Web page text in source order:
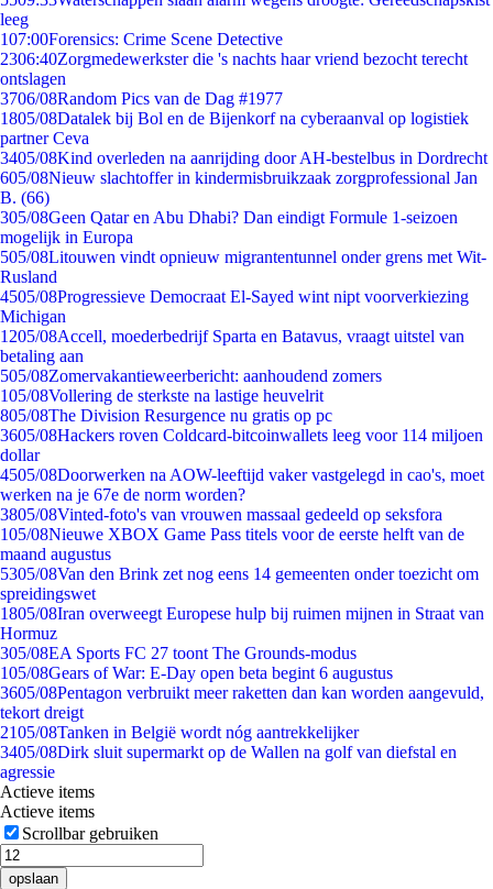
leeg
107:00Forensics: Crime Scene Detective
2306:40Zorgmedewerkster die 's nachts haar vriend bezocht terecht
ontslagen
3706/08Random Pics van de Dag #1977
1805/08Datalek bij Bol en de Bijenkorf na cyberaanval op logistiek
partner Ceva
3405/08Kind overleden na aanrijding door AH-bestelbus in Dordrecht
605/08Nieuw slachtoffer in kindermisbruikzaak zorgprofessional Jan
B. (66)
305/08Geen Qatar en Abu Dhabi? Dan eindigt Formule 1-seizoen
mogelijk in Europa
505/08Litouwen vindt opnieuw migrantentunnel onder grens met Wit-
Rusland
4505/08Progressieve Democraat El-Sayed wint nipt voorverkiezing
Michigan
1205/08Accell, moederbedrijf Sparta en Batavus, vraagt uitstel van
betaling aan
505/08Zomervakantieweerbericht: aanhoudend zomers
105/08Vollering de sterkste na lastige heuvelrit
805/08The Division Resurgence nu gratis op pc
3605/08Hackers roven Coldcard-bitcoinwallets leeg voor 114 miljoen
dollar
4505/08Doorwerken na AOW-leeftijd vaker vastgelegd in cao's, moet
werken na je 67e de norm worden?
3805/08Vinted-foto's van vrouwen massaal gedeeld op seksfora
105/08Nieuwe XBOX Game Pass titels voor de eerste helft van de
maand augustus
5305/08Van den Brink zet nog eens 14 gemeenten onder toezicht om
spreidingswet
1805/08Iran overweegt Europese hulp bij ruimen mijnen in Straat van
Hormuz
305/08EA Sports FC 27 toont The Grounds-modus
105/08Gears of War: E-Day open beta begint 6 augustus
3605/08Pentagon verbruikt meer raketten dan kan worden aangevuld,
tekort dreigt
2105/08Tanken in België wordt nóg aantrekkelijker
3405/08Dirk sluit supermarkt op de Wallen na golf van diefstal en
agressie
Actieve items
Actieve items
Scrollbar gebruiken
opslaan